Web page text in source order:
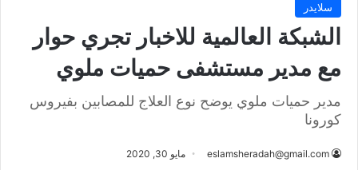
سلايدر
الشبكة العالمية للاخبار تجري حوار
مع مدير مستشفى حميات ملوي
مدير حميات ملوي يوضح نوع العلاج للمصابين بفيروس
كورونا
eslamsheradah@gmail.com مايو 30, 2020